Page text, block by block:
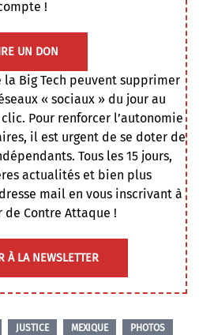
!
UN DON
la Big Tech peuvent supprimer
« sociaux » du jour au
Pour renforcer l’autonomie
il est urgent de se doter de
Tous les 15 jours,
actualités et bien plus
mail en vous inscrivant à
de Contre Attaque !
À LA NEWSLETTER
JUSTICE MEXIQUE PHOTOS